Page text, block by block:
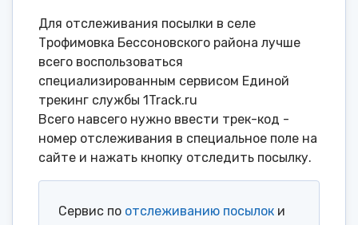
Для отслеживания посылки в селе
Трофимовка Бессоновского района лучше
всего воспользоваться
специализированным сервисом Единой
трекинг службы 1Track.ru
Всего навсего нужно ввести трек-код -
номер отслеживания в специальное поле на
сайте и нажать кнопку отследить посылку.
Сервис по отслеживанию посылок и